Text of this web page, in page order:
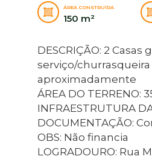
ÁREA CONSTRUÍDA
150 m²
DESCRIÇÃO: 2
serviço/churrasqueira
aproximadamente
ÁREA DO TERRENO:
INFRAESTRUTURA
DOCUMENTAÇÃO:
OBS: Não financia
LOGRADOURO: Rua